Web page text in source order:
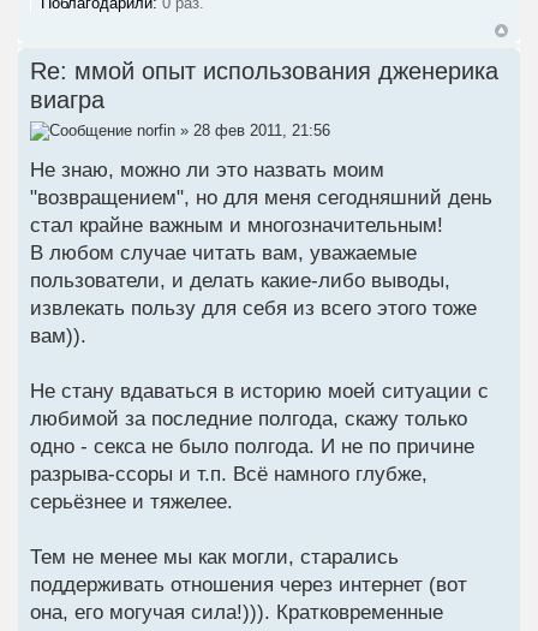
Re: ммой опыт использования дженерика
виагра
norfin » 28 фев 2011, 21:56
Не знаю, можно ли это назвать моим
"возвращением", но для меня сегодняшний день
стал крайне важным и многозначительным!
В любом случае читать вам, уважаемые
пользователи, и делать какие-либо выводы,
извлекать пользу для себя из всего этого тоже
вам)).
Не стану вдаваться в историю моей ситуации с
любимой за последние полгода, скажу только
одно - секса не было полгода. И не по причине
разрыва-ссоры и т.п. Всё намного глубже,
серьёзнее и тяжелее.
Тем не менее мы как могли, старались
поддерживать отношения через интернет (вот
она, его могучая сила!))). Кратковременные